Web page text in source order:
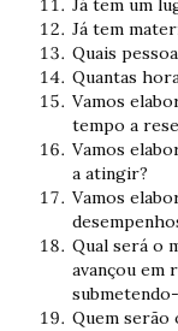
Já tem um
Já tem
Quais
Quantas
Vamos
tempo a
Vamos
a atingir?
Vamos
Qual será o
avançou em
Quem serão